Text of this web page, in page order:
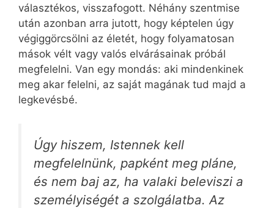
választékos, visszafogott. Néhány szentmise
után azonban arra jutott, hogy képtelen úgy
végiggörcsölni az életét, hogy folyamatosan
mások vélt vagy valós elvárásainak próbál
megfelelni. Van egy mondás: aki mindenkinek
meg akar felelni, az saját magának tud majd a
legkevésbé.
Úgy hiszem, Istennek kell
megfelelnünk, papként meg pláne,
és nem baj az, ha valaki beleviszi a
személyiségét a szolgálatba. Az